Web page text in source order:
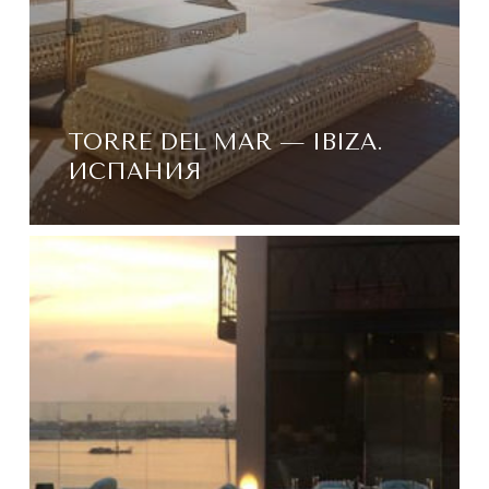
TORRE DEL MAR — IBIZA.
ИСПАНИЯ